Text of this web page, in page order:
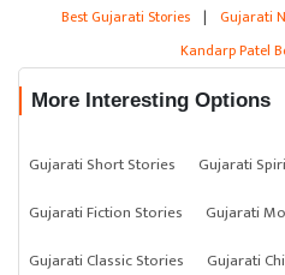
Best Gujarati Stories | Gujarati
Kandarp Patel
More Interesting Options
Gujarati Short Stories
Gujarati
Gujarati Fiction Stories
Gujarati
Gujarati Classic Stories
Gujarati